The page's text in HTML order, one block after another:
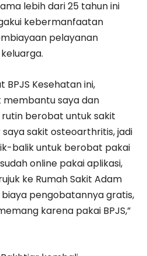
lebih dari 25 tahun ini
kebermanfaatan
pelayanan
BPJS Kesehatan ini,
membantu saya dan
berobat untuk sakit
sakit osteoarthritis, jadi
balik untuk berobat pakai
online pakai aplikasi,
ke Rumah Sakit Adam
biaya pengobatannya gratis,
karena pakai BPJS,”